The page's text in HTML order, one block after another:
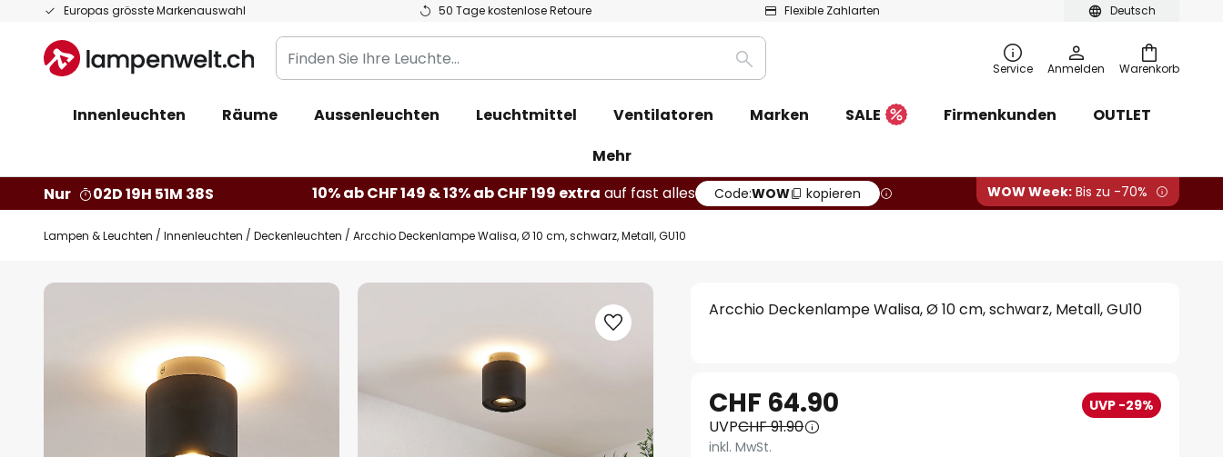
Deutsch
Europas grösste Markenauswahl 50 Tage kostenlose Retoure Flexible Zahlarten
Zum
springen
Warenkorb
Finden
Sie
Leuchte...
Suche Service Anmelden
Innenleuchten Räume Aussenleuchten Leuchtmittel Ventilatoren Marken SALE Firmenkunden
OUTLET
Mehr
Nur
02D 19H 51M 37S 10% ab CHF 149 & 13% ab CHF 199 extra auf fast alles Code:WOW kopieren WOW Week: Bis zu -70%
Lampen & Leuchten Innenleuchten Deckenleuchten Arcchio Deckenlampe Walisa, Ø 10 cm, schwarz, Metall, GU10
Zum
Arcchio Deckenlampe Walisa, Ø 10 cm, schwarz, Metall, GU10
CHF 64.90 UVP -29%
UVPCHF 91.90
inkl. MwSt.